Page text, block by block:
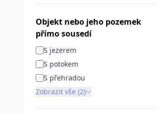
Objekt nebo jeho pozemek
přímo sousedí
S jezerem
S potokem
S přehradou
Zobrazit vše (2)